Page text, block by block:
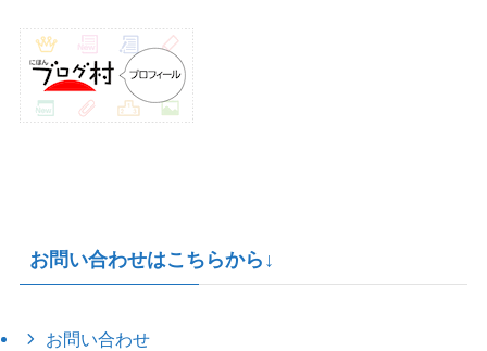
お問い合わせはこちらから↓
お問い合わせ